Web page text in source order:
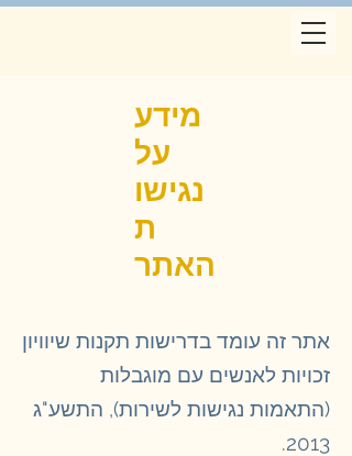
מידע
על
נגישו
ת
האתר
אתר זה עומד בדרישות תקנות שיוויון
זכויות לאנשים עם מוגבלות
(התאמות נגישות לשירות), התשע"ג
2013.